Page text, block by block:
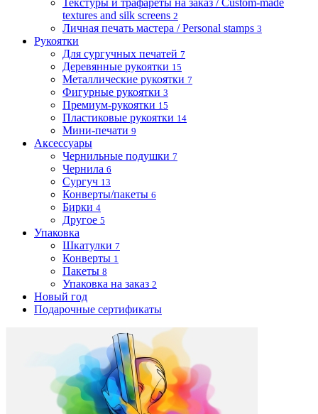
Текстуры и трафареты на заказ / Custom-made
textures and silk screens 2
Личная печать мастера / Personal stamps 3
Рукоятки
Для сургучных печатей 7
Деревянные рукоятки 15
Металлические рукоятки 7
Фигурные рукоятки 3
Премиум-рукоятки 15
Пластиковые рукоятки 14
Мини-печати 9
Аксессуары
Чернильные подушки 7
Чернила 6
Сургуч 13
Конверты/пакеты 6
Бирки 4
Другое 5
Упаковка
Шкатулки 7
Конверты 1
Пакеты 8
Упаковка на заказ 2
Новый год
Подарочные сертификаты